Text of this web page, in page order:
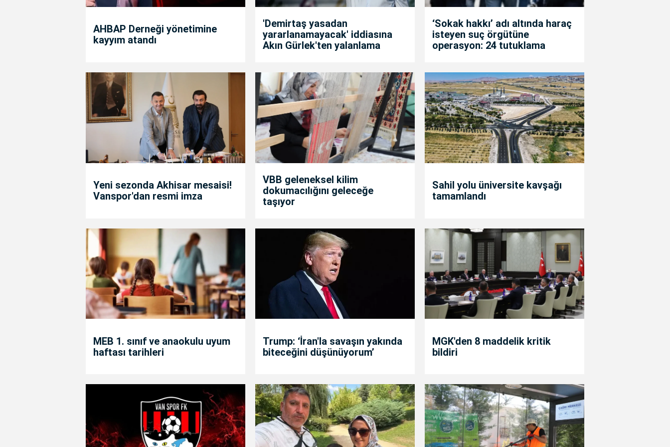
AHBAP Derneği yönetimine
kayyım atandı
'Demirtaş yasadan
yararlanamayacak' iddiasına
Akın Gürlek'ten yalanlama
‘Sokak hakkı’ adı altında haraç
isteyen suç örgütüne
operasyon: 24 tutuklama
Yeni sezonda Akhisar mesaisi!
Vanspor'dan resmi imza
VBB geleneksel kilim
dokumacılığını geleceğe
taşıyor
Sahil yolu üniversite kavşağı
tamamlandı
MEB 1. sınıf ve anaokulu uyum
haftası tarihleri
Trump: ‘İran'la savaşın yakında
biteceğini düşünüyorum’
MGK'den 8 maddelik kritik
bildiri